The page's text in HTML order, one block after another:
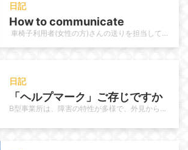
日記
How to communicate
車椅子利用者(女性の方)さんの送りを担当しています。その利用者さんは長年当事業所を利用されていて利用当初はお母様の送迎で通…
日記
「ヘルプマーク」ご存じですか
B型事業所は、障害の特性が多様で、外見からは分からない困難を抱える方も多く、利用者さんの中にもヘルプマークを使っている方がい…